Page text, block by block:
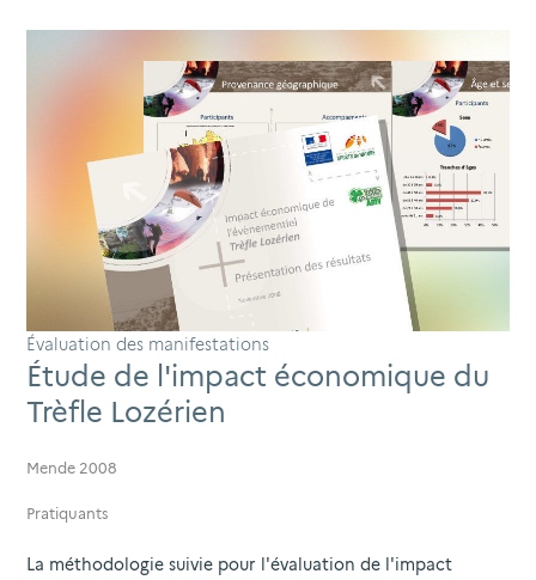
Évaluation des manifestations
Étude de l'impact économique du
Trèfle Lozérien
Mende 2008
Pratiquants
La méthodologie suivie pour l'évaluation de l'impact